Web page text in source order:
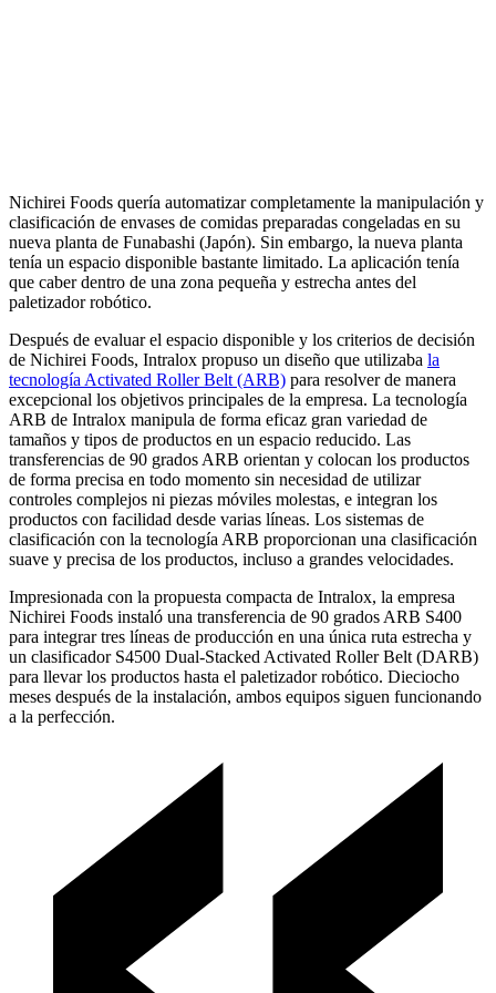
Nichirei Foods quería automatizar completamente la manipulación y
clasificación de envases de comidas preparadas congeladas en su
nueva planta de Funabashi (Japón). Sin embargo, la nueva planta
tenía un espacio disponible bastante limitado. La aplicación tenía
que caber dentro de una zona pequeña y estrecha antes del
paletizador robótico.
Después de evaluar el espacio disponible y los criterios de decisión
de Nichirei Foods, Intralox propuso un diseño que utilizaba la
tecnología Activated Roller Belt (ARB) para resolver de manera
excepcional los objetivos principales de la empresa. La tecnología
ARB de Intralox manipula de forma eficaz gran variedad de
tamaños y tipos de productos en un espacio reducido. Las
transferencias de 90 grados ARB orientan y colocan los productos
de forma precisa en todo momento sin necesidad de utilizar
controles complejos ni piezas móviles molestas, e integran los
productos con facilidad desde varias líneas. Los sistemas de
clasificación con la tecnología ARB proporcionan una clasificación
suave y precisa de los productos, incluso a grandes velocidades.
Impresionada con la propuesta compacta de Intralox, la empresa
Nichirei Foods instaló una transferencia de 90 grados ARB S400
para integrar tres líneas de producción en una única ruta estrecha y
un clasificador S4500 Dual-Stacked Activated Roller Belt (DARB)
para llevar los productos hasta el paletizador robótico. Dieciocho
meses después de la instalación, ambos equipos siguen funcionando
a la perfección.